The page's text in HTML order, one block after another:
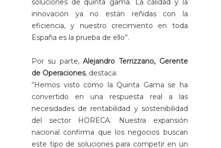
soluciones de quinta gama. La calidad y la
innovación ya no están reñidas con la
eficiencia, y nuestro crecimiento en toda
España es la prueba de ello”.
Por su parte,Alejandro Terrizzano, Gerente
de Operaciones, destaca:
“Hemos visto cómo la Quinta Gama se ha
convertido en una respuesta real a las
necesidades de rentabilidad y sostenibilidad
del sector HORECA. Nuestra expansión
nacional confirma que los negocios buscan
este tipo de soluciones para competir en un